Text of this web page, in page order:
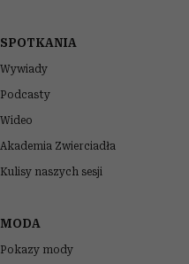
SPOTKANIA
Wywiady
Podcasty
Wideo
Akademia Zwierciadła
Kulisy naszych sesji
MODA
Pokazy mody